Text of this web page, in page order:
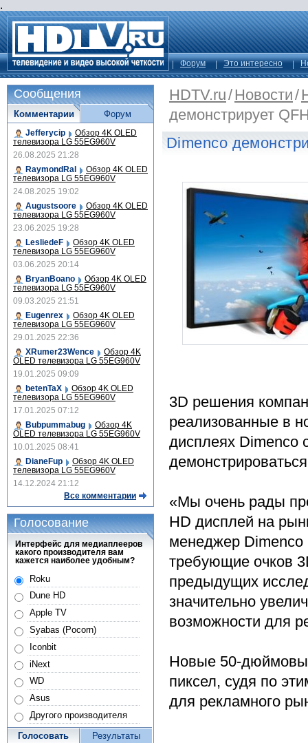
.
Форум Это интересно
HDTV.ru/Новости/
демонстрирует
Dimenco
3D решения
реализованные в
дисплеях Dimenco
«Мы очень рады
HD дисплей на
менеджер
требующие очков
предыдущих
значительно
возможности для
Новые 50-
пиксел, судя по
для рекламного
Сообщения
Комментарии
Jefferycip Обзор 4K OLED
телевизора LG 55EG960V
26.08.2025 21:28
RaymondRal
Обзор 4K OLED
телевизора LG 55EG960V
24.08.2025 19:02
Augustsoore
Обзор 4K OLED
телевизора LG 55EG960V
23.06.2025 19:28
LesliedeF
Обзор 4K OLED
телевизора LG 55EG960V
03.06.2025 20:14
BryanBoano
Обзор 4K OLED
телевизора LG 55EG960V
09.03.2025 21:51
Eugenrex
Обзор 4K OLED
телевизора LG 55EG960V
29.01.2025 22:36
XRumer23Wence
Обзор 4K
OLED телевизора LG 55EG960V
19.01.2025 09:09
betenTaX
Обзор 4K OLED
телевизора LG 55EG960V
17.01.2025 07:12
Bubpummabug
Обзор 4K
OLED телевизора LG 55EG960V
10.01.2025 08:41
DianeFup
Обзор 4K OLED
телевизора LG 55EG960V
14.12.2024 21:12
Все комментарии
Форум
Голосование
Интерфейс для медиаплееров
какого производителя вам
кажется наиболее удобным?
Roku
Dune HD
Apple TV
Syabas (Pocorn)
Iconbit
iNext
WD
Asus
Другого производителя
Голосовать Результаты